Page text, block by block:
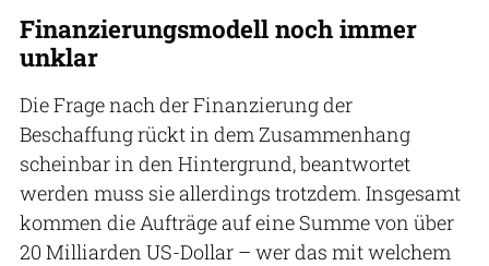
Finanzierungsmodell noch immer
unklar
Die Frage nach der Finanzierung der
Beschaffung rückt in dem Zusammenhang
scheinbar in den Hintergrund, beantwortet
werden muss sie allerdings trotzdem. Insgesamt
kommen die Aufträge auf eine Summe von über
20 Milliarden US-Dollar – wer das mit welchem